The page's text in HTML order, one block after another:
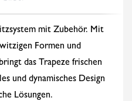
mit Zubehör. Mit
Formen und
das Trapeze frischen
und dynamisches Design
Lösungen.